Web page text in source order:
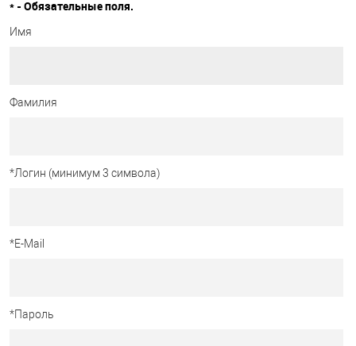
* - Обязательные поля.
Имя
Фамилия
*Логин (минимум 3 символа)
*E-Mail
*Пароль